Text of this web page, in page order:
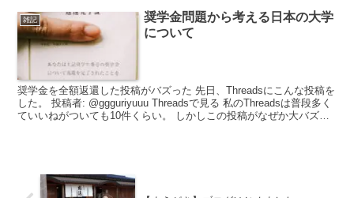
雑記
奨学金問題から考える日本の大学
について
奨学金を全額返還した投稿がバズった 先日、Threadsにこんな投稿を
した。 投稿者: @ggguriyuuu Threadsで見る 私のThreadsは普段多く
ていいねがついても10件くらい。 しかしこの投稿がなぜか大バズを